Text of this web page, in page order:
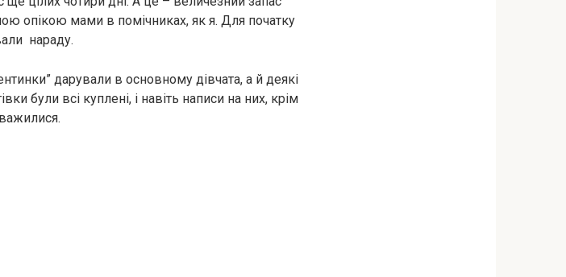
опікою мами в помічниках, як я. Для початку
нараду.
дарували в основному дівчата, а й деякі
були всі куплені, і навіть написи на них, крім